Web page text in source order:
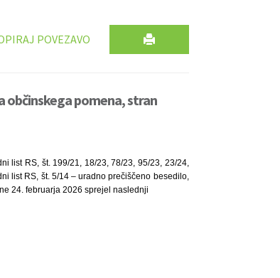
POVEZAVO
občinskega pomena, stran
list RS, št. 199/21, 18/23, 78/23, 95/23, 23/24,
list RS, št. 5/14 – uradno prečiščeno besedilo,
24. februarja 2026 sprejel naslednji